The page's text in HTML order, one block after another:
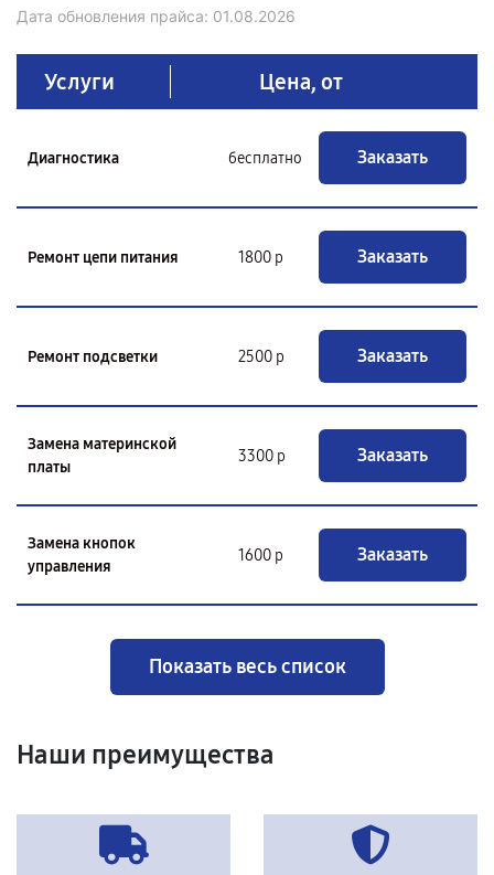
Дата обновления прайса: 01.08.2026
Услуги Цена, от
Диагностика бесплатно Заказать
Ремонт цепи питания 1800 р Заказать
Ремонт подсветки 2500 р Заказать
Замена материнской
платы
3300 р Заказать
Замена кнопок
управления
1600 р Заказать
Показать весь список
Наши преимущества